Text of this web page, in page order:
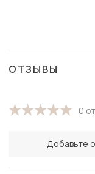
ОТЗЫВЫ
0
Добавьте